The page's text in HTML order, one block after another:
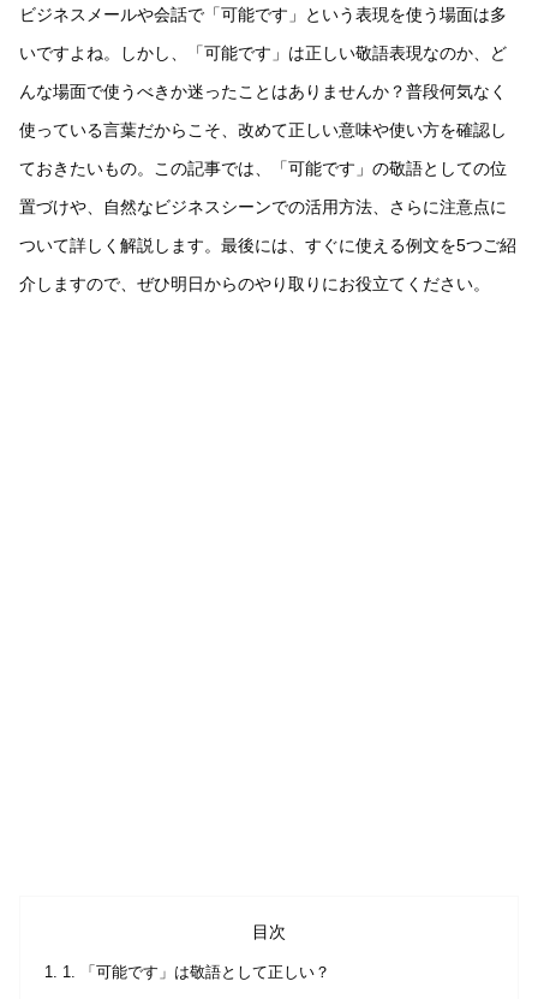
ビジネスメールや会話で「可能です」という表現を使う場面は多
いですよね。しかし、「可能です」は正しい敬語表現なのか、ど
んな場面で使うべきか迷ったことはありませんか？普段何気なく
使っている言葉だからこそ、改めて正しい意味や使い方を確認し
ておきたいもの。この記事では、「可能です」の敬語としての位
置づけや、自然なビジネスシーンでの活用方法、さらに注意点に
ついて詳しく解説します。最後には、すぐに使える例文を5つご紹
介しますので、ぜひ明日からのやり取りにお役立てください。
目次
1. 「可能です」は敬語として正しい？